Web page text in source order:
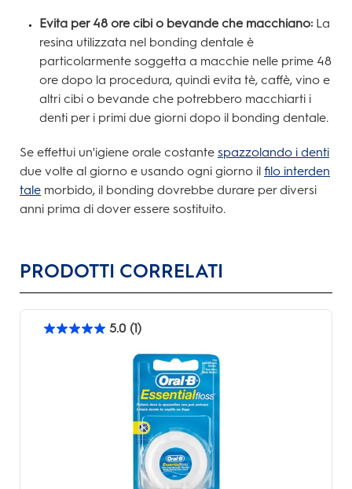
Evita per 48 ore cibi o bevande che macchiano: La
resina utilizzata nel bonding dentale è
particolarmente soggetta a macchie nelle prime 48
ore dopo la procedura, quindi evita tè, caffè, vino e
altri cibi o bevande che potrebbero macchiarti i
denti per i primi due giorni dopo il bonding dentale.
Se effettui un'igiene orale costante spazzolando i denti
due volte al giorno e usando ogni giorno il filo interden
tale morbido, il bonding dovrebbe durare per diversi
anni prima di dover essere sostituito.
PRODOTTI CORRELATI
5.0 (1)
5.0